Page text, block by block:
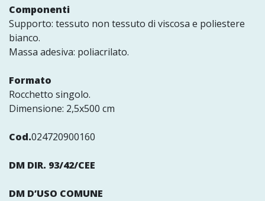
Componenti
Supporto: tessuto non tessuto di viscosa e poliestere
bianco.
Massa adesiva: poliacrilato.
Formato
Rocchetto singolo.
Dimensione: 2,5x500 cm
Cod.024720900160
DM DIR. 93/42/CEE
DM D’USO COMUNE